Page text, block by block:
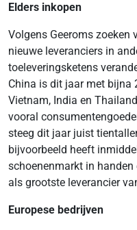
Elders inkopen
Volgens Geeroms zoeken
nieuwe leveranciers in
toeleveringsketens
China is dit jaar met bijna
Vietnam, India en
vooral
steeg dit jaar juist
bijvoorbeeld heeft
schoenenmarkt in handen
als grootste leverancier
Europese bedrijven